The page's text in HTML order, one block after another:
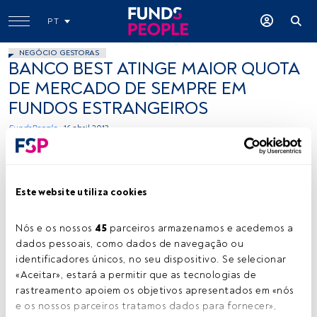
Este website utiliza cookies
Nós e os nossos 45 parceiros armazenamos e acedemos a
dados pessoais, como dados de navegação ou
identificadores únicos, no seu dispositivo. Se selecionar
«Aceitar», estará a permitir que as tecnologias de
rastreamento apoiem os objetivos apresentados em «nós
e os nossos parceiros tratamos dados para fornecer»,
PT
NEGÓCIO GESTORAS
BANCO BEST ATINGE MAIOR QUOTA
DE MERCADO DE SEMPRE EM
FUNDOS ESTRANGEIROS
FundsPeople . 16 abril 2013
Cedida
Tempo de leitura: 1 min.